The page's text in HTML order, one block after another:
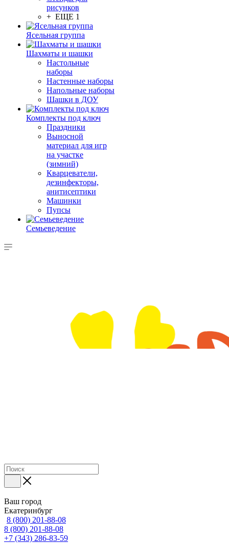
рисунков
+ ЕЩЕ 1
Ясельная группа
Шахматы и шашки
Настольные
наборы
Настенные наборы
Напольные наборы
Шашки в ДОУ
Комплекты под ключ
Праздники
Выносной
материал для игр
на участке
(зимний)
Кварцеватели,
дезинфекторы,
анитисептики
Машинки
Пупсы
Семьеведение
Ваш город
Екатеринбург
8 (800) 201-88-08
8 (800) 201-88-08
+7 (343) 286-83-59